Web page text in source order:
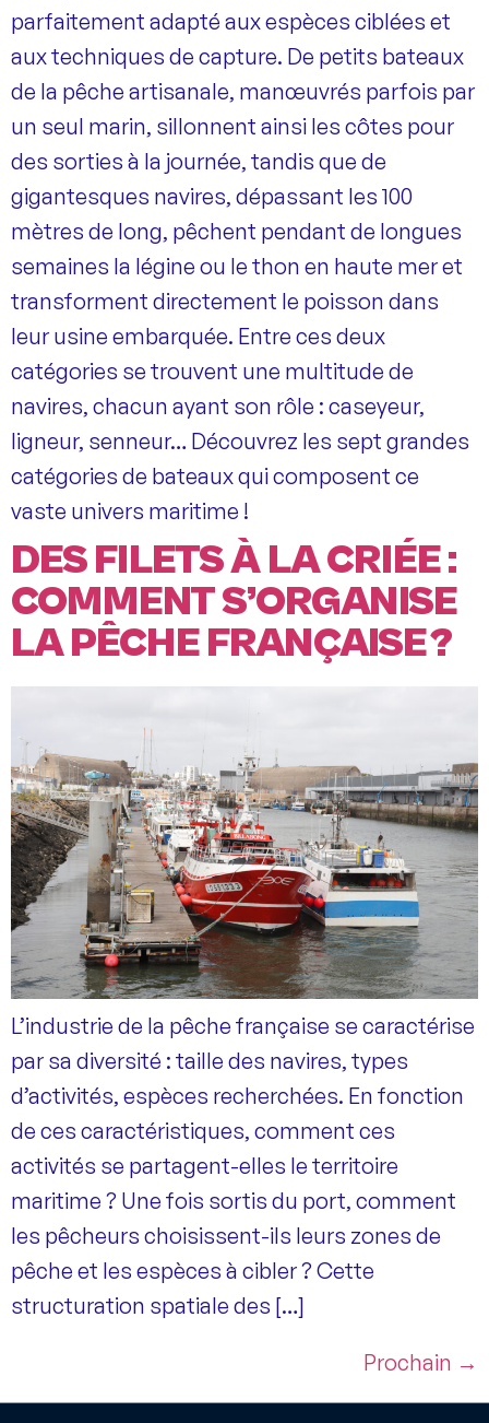
parfaitement adapté aux espèces ciblées et
aux techniques de capture. De petits bateaux
de la pêche artisanale, manœuvrés parfois par
un seul marin, sillonnent ainsi les côtes pour
des sorties à la journée, tandis que de
gigantesques navires, dépassant les 100
mètres de long, pêchent pendant de longues
semaines la légine ou le thon en haute mer et
transforment directement le poisson dans
leur usine embarquée. Entre ces deux
catégories se trouvent une multitude de
navires, chacun ayant son rôle : caseyeur,
ligneur, senneur… Découvrez les sept grandes
catégories de bateaux qui composent ce
vaste univers maritime !
DES FILETS À LA CRIÉE :
COMMENT S’ORGANISE
LA PÊCHE FRANÇAISE ?
L’industrie de la pêche française se caractérise
par sa diversité : taille des navires, types
d’activités, espèces recherchées. En fonction
de ces caractéristiques, comment ces
activités se partagent-elles le territoire
maritime ? Une fois sortis du port, comment
les pêcheurs choisissent-ils leurs zones de
pêche et les espèces à cibler ? Cette
structuration spatiale des […]
Prochain →